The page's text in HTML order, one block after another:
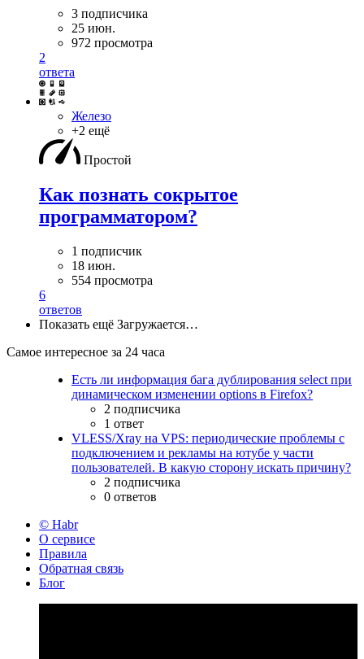
3 подписчика
25 июн.
972 просмотра
2
ответа
Железо
+2 ещё
Простой
Как познать сокрытое
программатором?
1 подписчик
18 июн.
554 просмотра
6
ответов
Показать ещё Загружается…
Самое интересное за 24 часа
Есть ли информация бага дублирования select при
динамическом изменении options в Firefox?
2 подписчика
1 ответ
VLESS/Xray на VPS: периодические проблемы с
подключением и рекламы на ютубе у части
пользователей. В какую сторону искать причину?
2 подписчика
0 ответов
© Habr
О сервисе
Правила
Обратная связь
Блог